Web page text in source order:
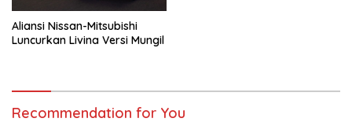
Aliansi Nissan-Mitsubishi
Luncurkan Livina Versi Mungil
Recommendation for You